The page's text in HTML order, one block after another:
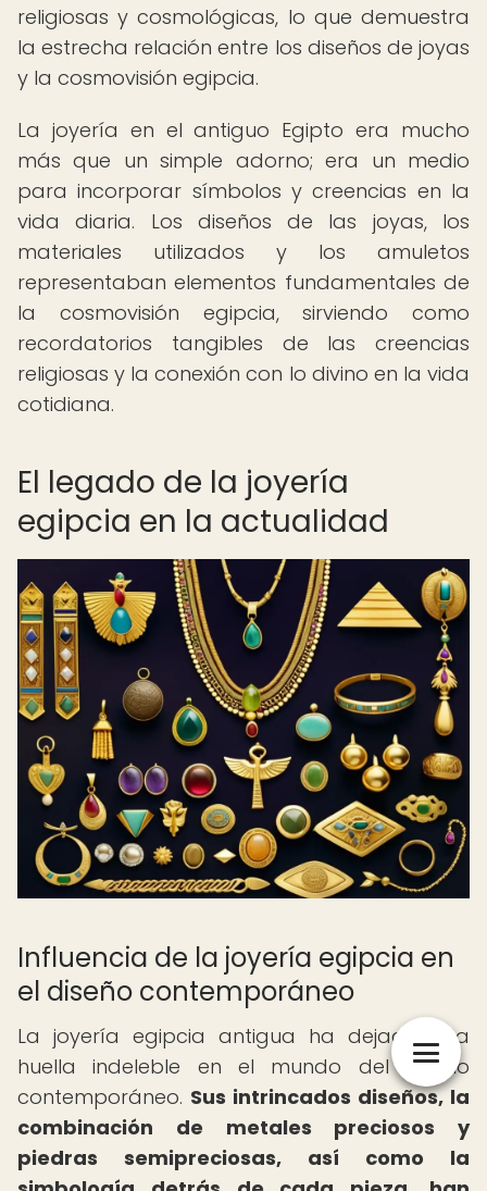
religiosas y cosmológicas, lo que demuestra
la estrecha relación entre los diseños de joyas
y la cosmovisión egipcia.
La joyería en el antiguo Egipto era mucho
más que un simple adorno; era un medio
para incorporar símbolos y creencias en la
vida diaria. Los diseños de las joyas, los
materiales utilizados y los amuletos
representaban elementos fundamentales de
la cosmovisión egipcia, sirviendo como
recordatorios tangibles de las creencias
religiosas y la conexión con lo divino en la vida
cotidiana.
El legado de la joyería
egipcia en la actualidad
Influencia de la joyería egipcia en
el diseño contemporáneo
La joyería egipcia antigua ha dejado una
huella indeleble en el mundo del diseño
contemporáneo. Sus intrincados diseños, la
combinación de metales preciosos y
piedras semipreciosas, así como la